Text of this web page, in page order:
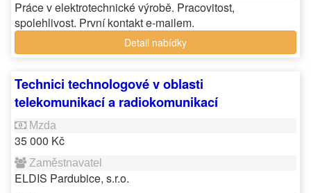
Práce v elektrotechnické výrobě. Pracovitost,
spolehlivost. První kontakt e-mailem.
Detail nabídky
Technici technologové v oblasti
telekomunikací a radiokomunikací
35 000 Kč
ELDIS Pardubice, s.r.o.